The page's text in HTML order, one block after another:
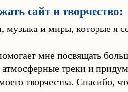
сайт и творчество:
музыка и миры, которые я
мне посвящать
атмосферные треки и
творчества. Спасибо,